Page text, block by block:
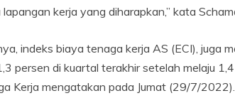
kerja yang diharapkan,” kata
indeks biaya tenaga kerja AS (ECI), juga
persen di kuartal terakhir setelah melaju
Kerja mengatakan pada Jumat (29/7/2022).